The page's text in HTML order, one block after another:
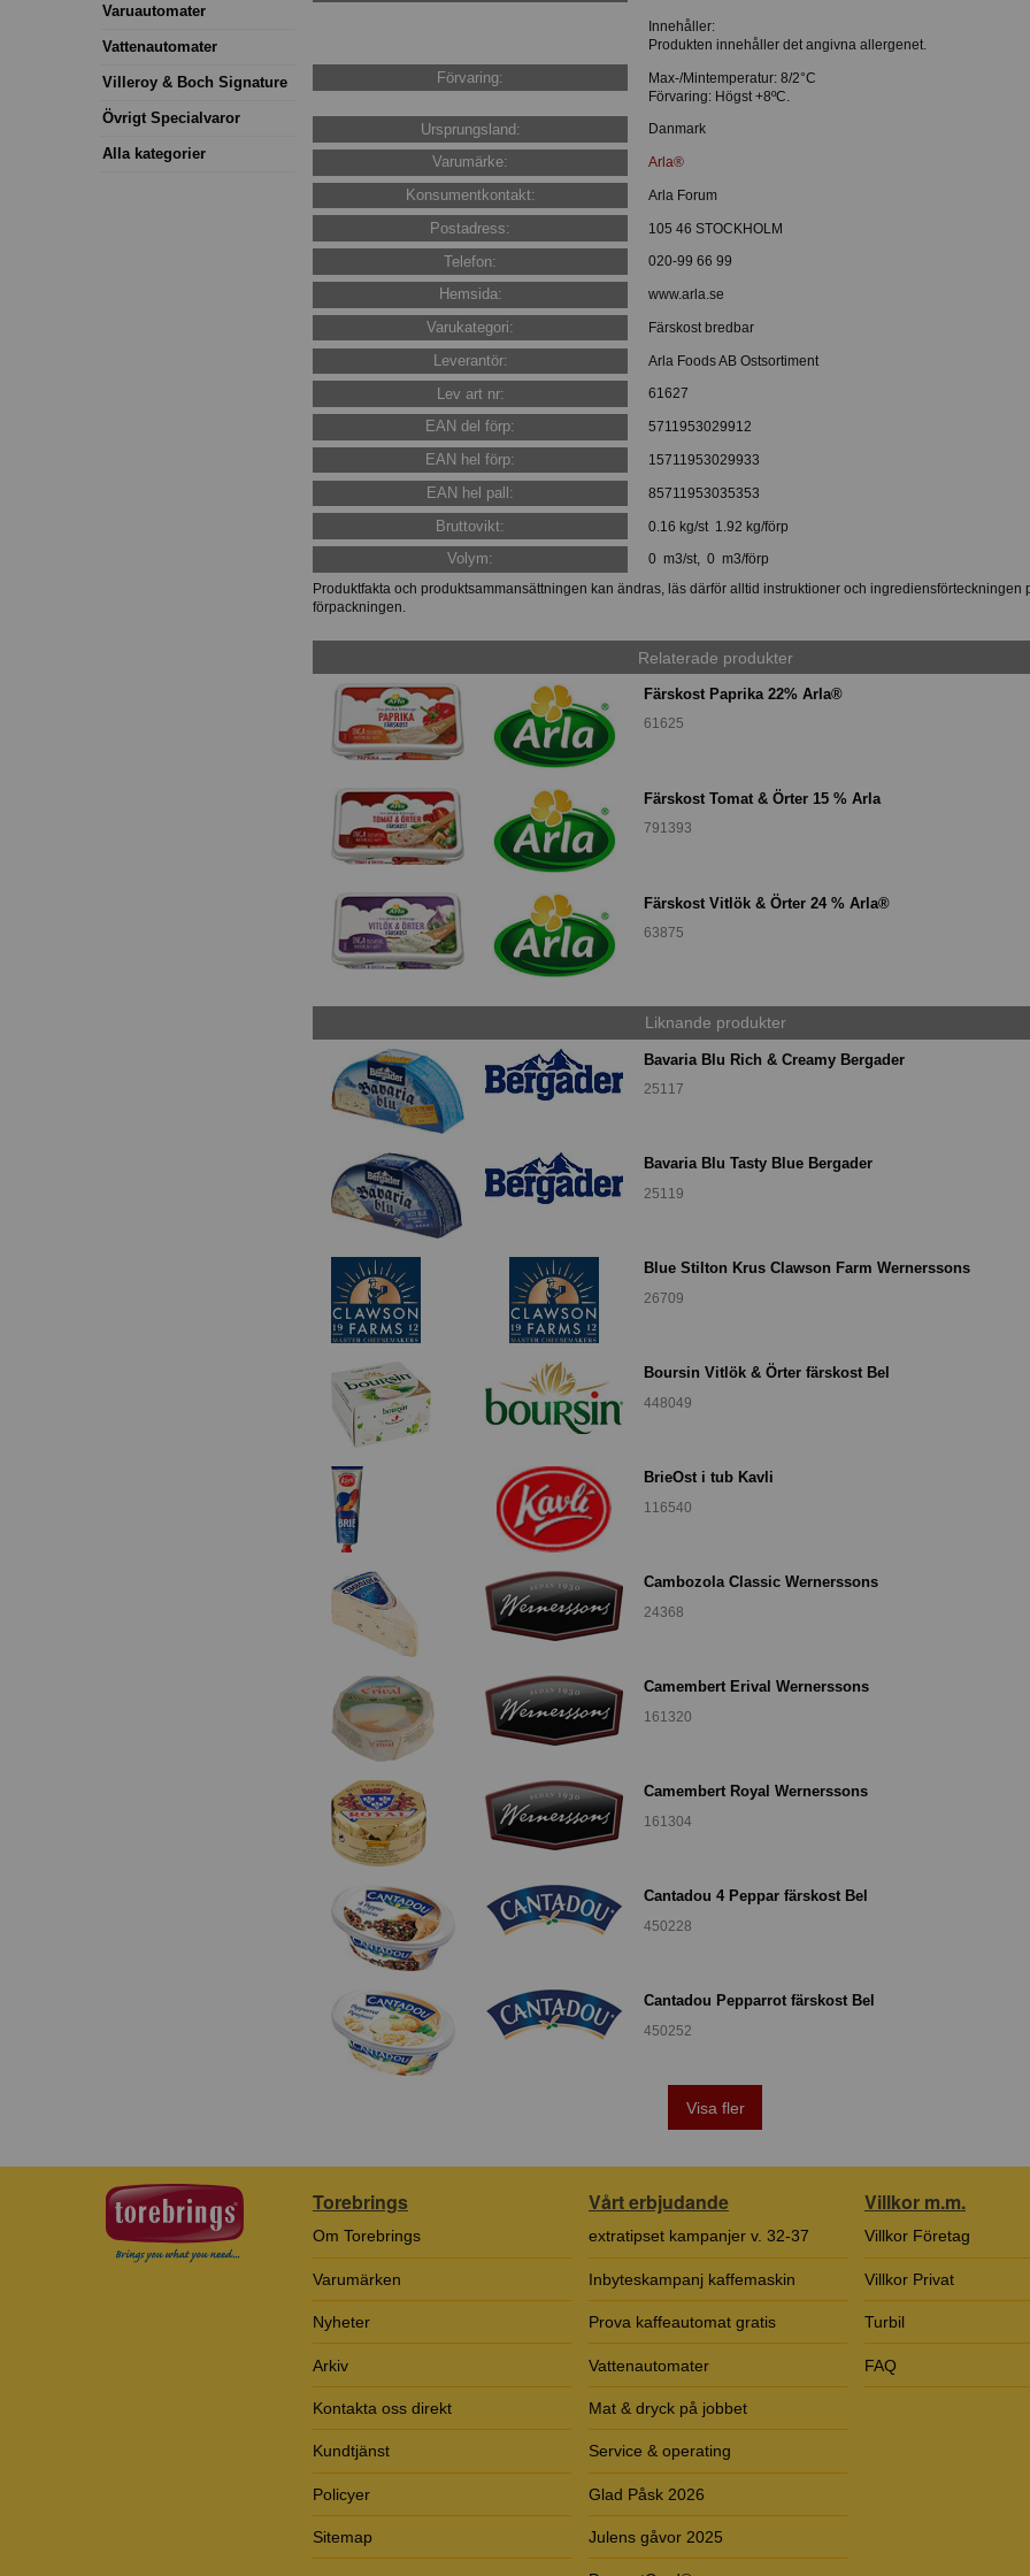
Varuautomater
Vattenautomater
Villeroy & Boch Signature
Övrigt Specialvaror
Alla kategorier
Innehåller:
Produkten innehåller det angivna allergenet.
Förvaring:
Max-/Mintemperatur: 8/2°C
Förvaring: Högst +8ºC.
Ursprungsland: Danmark
Varumärke: Arla®
Konsumentkontakt: Arla Forum
Postadress: 105 46 STOCKHOLM
Telefon: 020-99 66 99
Hemsida: www.arla.se
Varukategori: Färskost bredbar
Leverantör: Arla Foods AB Ostsortiment
Lev art nr: 61627
EAN del förp: 5711953029912
EAN hel förp: 15711953029933
EAN hel pall: 85711953035353
Bruttovikt: 0.16 kg/st 1.92 kg/förp
Volym:
0 m3/st, 0 m3/förp
Produktfakta och produktsammansättningen kan ändras, läs därför alltid instruktioner och ingrediensförteckningen
förpackningen.
Relaterade produkter
Färskost Paprika 22% Arla®
61625
Färskost Tomat & Örter 15 % Arla
791393
Färskost Vitlök & Örter 24 % Arla®
63875
Liknande produkter
Bavaria Blu Rich & Creamy Bergader
25117
Bavaria Blu Tasty Blue Bergader
25119
Blue Stilton Krus Clawson Farm Wernerssons
26709
Boursin Vitlök & Örter färskost Bel
448049
BrieOst i tub Kavli
116540
Cambozola Classic Wernerssons
24368
Camembert Erival Wernerssons
161320
Camembert Royal Wernerssons
161304
Cantadou 4 Peppar färskost Bel
450228
Cantadou Pepparrot färskost Bel
450252
Visa fler
Torebrings
Om Torebrings
Varumärken
Nyheter
Arkiv
Kontakta oss direkt
Kundtjänst
Policyer
Sitemap
Vårt erbjudande
extratipset kampanjer v. 32-37
Inbyteskampanj kaffemaskin
Prova kaffeautomat gratis
Vattenautomater
Mat & dryck på jobbet
Service & operating
Glad Påsk 2026
Julens gåvor 2025
Villkor m.m.
Villkor Företag
Villkor Privat
Turbil
FAQ